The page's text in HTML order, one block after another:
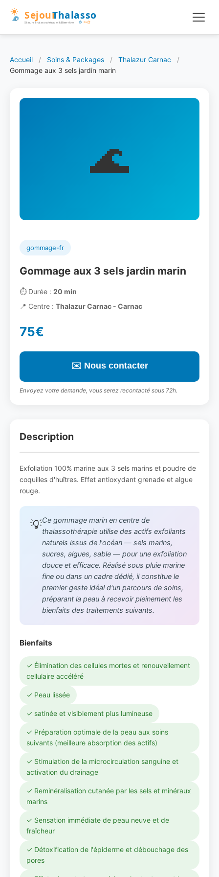
Accueil / Soins & Packages / Thalazur Carnac
/
Gommage aux 3 sels jardin marin
🌊
gommage-fr
Gommage aux 3 sels jardin marin
⏱️Durée : 20 min
📍 Centre : Thalazur Carnac - Carnac
75€
✉️ Nous contacter
Envoyez votre demande, vous serez recontacté sous 72h.
Description
Exfoliation 100% marine aux 3 sels marins et poudre de
coquilles d'huîtres. Effet antioxydant grenade et algue
rouge.
💡Ce gommage marin en centre de
thalassothérapie utilise des actifs exfoliants
naturels issus de l'océan — sels marins,
sucres, algues, sable — pour une exfoliation
douce et efficace. Réalisé sous pluie marine
fine ou dans un cadre dédié, il constitue le
premier geste idéal d'un parcours de soins,
préparant la peau à recevoir pleinement les
bienfaits des traitements suivants.
Bienfaits
✓ Élimination des cellules mortes et renouvellement
cellulaire accéléré
✓ Peau lissée
✓ satinée et visiblement plus lumineuse
✓ Préparation optimale de la peau aux soins
suivants (meilleure absorption des actifs)
✓ Stimulation de la microcirculation sanguine et
activation du drainage
✓ Reminéralisation cutanée par les sels et minéraux
marins
✓ Sensation immédiate de peau neuve et de
fraîcheur
✓ Détoxification de l'épiderme et débouchage des
pores